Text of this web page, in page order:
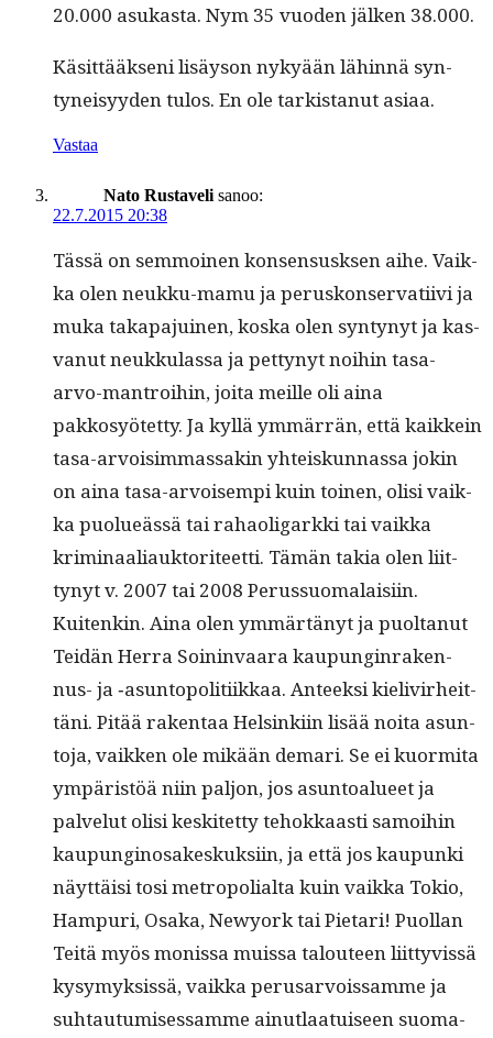
20.000 asukas­ta. Nym 35 vuo­den jälken 38.000.
Käsit­tääk­seni lisäyson nykyään lähin­nä syn­
tyneisyy­den tulos. En ole tark­istanut asiaa.
Vastaa
Nato Rustaveli sanoo:
22.7.2015 20:38
Tässä on sem­moinen kon­sen­susksen aihe. Vaik­
ka olen neukku-mamu ja peruskon­ser­vati­ivi ja
muka taka­pa­juinen, kos­ka olen syn­tynyt ja kas­
vanut neukku­las­sa ja pet­tynyt noi­hin tasa-
arvo-mantroi­hin, joi­ta meille oli aina
pakkosyötet­ty. Ja kyl­lä ymmär­rän, että kaikkein
tasa-arvoisim­mas­sakin yhteiskun­nas­sa jokin
on aina tasa-arvoisem­pi kuin toinen, olisi vaik­
ka puolueässä tai rahaoli­gark­ki tai vaik­ka
krim­i­naali­auk­tori­teet­ti. Tämän takia olen liit­
tynyt v. 2007 tai 2008 Perus­suo­ma­laisi­in.
Kuitenkin. Aina olen ymmärtänyt ja puoltanut
Tei­dän Her­ra Soin­in­vaara kaupung­in­raken­
nus- ja ‑asun­topoli­ti­ikkaa. Anteek­si kielivirheit­
täni. Pitää rak­en­taa Helsinki­in lisää noi­ta asun­
to­ja, vaikken ole mikään demari. Se ei kuor­mi­ta
ympäristöä niin paljon, jos asun­toalueet ja
palve­lut olisi keskitet­ty tehokkaasti samoi­hin
kaupungi­nosakeskuk­si­in, ja että jos kaupun­ki
näyt­täisi tosi metropo­lial­ta kuin vaik­ka Tokio,
Ham­puri, Osa­ka, Newyork tai Pietari! Puol­lan
Teitä myös monis­sa muis­sa talouteen liit­tyvis­sä
kysymyk­sis­sä, vaik­ka perusar­vois­samme ja
suh­tau­tu­mises­samme ain­ut­laa­tuiseen suo­ma­